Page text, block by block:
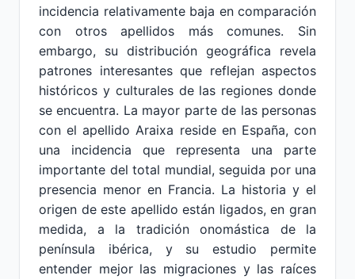
incidencia relativamente baja en comparación
con otros apellidos más comunes. Sin
embargo, su distribución geográfica revela
patrones interesantes que reflejan aspectos
históricos y culturales de las regiones donde
se encuentra. La mayor parte de las personas
con el apellido Araixa reside en España, con
una incidencia que representa una parte
importante del total mundial, seguida por una
presencia menor en Francia. La historia y el
origen de este apellido están ligados, en gran
medida, a la tradición onomástica de la
península ibérica, y su estudio permite
entender mejor las migraciones y las raíces